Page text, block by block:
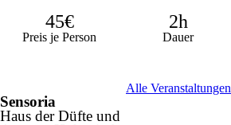
45€
Preis je Person
2h
Dauer
Alle Veranstaltungen
Sensoria
Haus der Düfte und